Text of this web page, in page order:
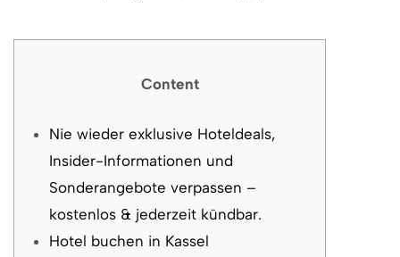
Content
Nie wieder exklusive Hoteldeals,
Insider-Informationen und
Sonderangebote verpassen –
kostenlos & jederzeit kündbar.
Hotel buchen in Kassel